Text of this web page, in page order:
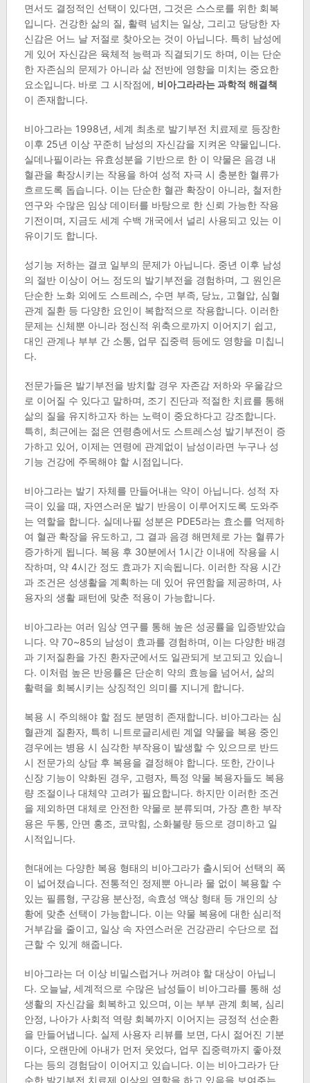
면서도 결정적인 선택이 있다면, 그것은 스스로를 위한 회복
입니다. 건강한 삶의 질, 활력 넘치는 일상, 그리고 당당한 자
신감은 어느 날 저절로 찾아오는 것이 아닙니다. 특히 남성에
게 있어 자신감은 육체적 능력과 직결되기도 하며, 이는 단순
한 자존심의 문제가 아니라 삶 전반에 영향을 미치는 중요한
요소입니다. 바로 그 시작점에, 비아그라라는 과학적 해결책
이 존재합니다.
비아그라는 1998년, 세계 최초로 발기부전 치료제로 등장한
이후 25년 이상 꾸준히 남성의 자신감을 지켜온 약물입니다.
실데나필이라는 유효성분을 기반으로 한 이 약물은 음경 내
혈관을 확장시키는 작용을 하여 성적 자극 시 충분한 혈류가
흐르도록 돕습니다. 이는 단순한 혈관 확장이 아니라, 철저한
연구와 수많은 임상 데이터를 바탕으로 한 신뢰 가능한 작용
기전이며, 지금도 세계 수백 개국에서 널리 사용되고 있는 이
유이기도 합니다.
성기능 저하는 결코 일부의 문제가 아닙니다. 중년 이후 남성
의 절반 이상이 어느 정도의 발기부전을 경험하며, 그 원인은
단순한 노화 외에도 스트레스, 수면 부족, 당뇨, 고혈압, 심혈
관계 질환 등 다양한 요인이 복합적으로 작용합니다. 이러한
문제는 신체뿐 아니라 정신적 위축으로까지 이어지기 쉽고,
대인 관계나 부부 간 소통, 업무 집중력 등에도 영향을 미칩니
다.
전문가들은 발기부전을 방치할 경우 자존감 저하와 우울감으
로 이어질 수 있다고 말하며, 조기 진단과 적절한 치료를 통해
삶의 질을 유지하고자 하는 노력이 중요하다고 강조합니다.
특히, 최근에는 젊은 연령층에서도 스트레스성 발기부전이 증
가하고 있어, 이제는 연령에 관계없이 남성이라면 누구나 성
기능 건강에 주목해야 할 시점입니다.
비아그라는 발기 자체를 만들어내는 약이 아닙니다. 성적 자
극이 있을 때, 자연스러운 발기 반응이 이루어지도록 도와주
는 역할을 합니다. 실데나필 성분은 PDE5라는 효소를 억제하
여 혈관 확장을 유도하고, 그 결과 음경 해면체로 가는 혈류가
증가하게 됩니다. 복용 후 30분에서 1시간 이내에 작용을 시
작하며, 약 4시간 정도 효과가 지속됩니다. 이러한 작용 시간
과 조건은 성생활을 계획하는 데 있어 유연함을 제공하며, 사
용자의 생활 패턴에 맞춘 적용이 가능합니다.
비아그라는 여러 임상 연구를 통해 높은 성공률을 입증받았습
니다. 약 70~85의 남성이 효과를 경험하며, 이는 다양한 배경
과 기저질환을 가진 환자군에서도 일관되게 보고되고 있습니
다. 이처럼 높은 반응률은 단순히 약의 효능을 넘어서, 삶의
활력을 회복시키는 상징적인 의미를 지니게 합니다.
복용 시 주의해야 할 점도 분명히 존재합니다. 비아그라는 심
혈관계 질환자, 특히 니트로글리세린 계열 약물을 복용 중인
경우에는 병용 시 심각한 부작용이 발생할 수 있으므로 반드
시 전문가의 상담 후 복용을 결정해야 합니다. 또한, 간이나
신장 기능이 약화된 경우, 고령자, 특정 약물 복용자들도 복용
량 조절이나 대체약 고려가 필요합니다. 하지만 이러한 조건
을 제외하면 대체로 안전한 약물로 분류되며, 가장 흔한 부작
용은 두통, 안면 홍조, 코막힘, 소화불량 등으로 경미하고 일
시적입니다.
현대에는 다양한 복용 형태의 비아그라가 출시되어 선택의 폭
이 넓어졌습니다. 전통적인 정제뿐 아니라 물 없이 복용할 수
있는 필름형, 구강용 분산정, 속효성 액상 형태 등 개인의 상
황에 맞춘 선택이 가능합니다. 이는 약물 복용에 대한 심리적
거부감을 줄이고, 일상 속 자연스러운 건강관리 수단으로 접
근할 수 있게 해줍니다.
비아그라는 더 이상 비밀스럽거나 꺼려야 할 대상이 아닙니
다. 오늘날, 세계적으로 수많은 남성들이 비아그라를 통해 성
생활의 자신감을 회복하고 있으며, 이는 부부 관계 회복, 심리
안정, 나아가 사회적 역량 회복까지 이어지는 긍정적 선순환
을 만들어냅니다. 실제 사용자 리뷰를 보면, 다시 젊어진 기분
이다, 오랜만에 아내가 먼저 웃었다, 업무 집중력까지 좋아졌
다는 등의 경험담이 이어지고 있습니다. 이는 비아그라가 단
순한 발기부전 치료제 이상의 역할을 하고 있음을 보여주는